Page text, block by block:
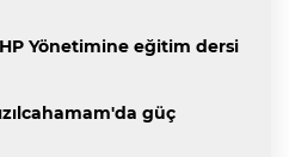
Yönetimine eğitim dersi
güç